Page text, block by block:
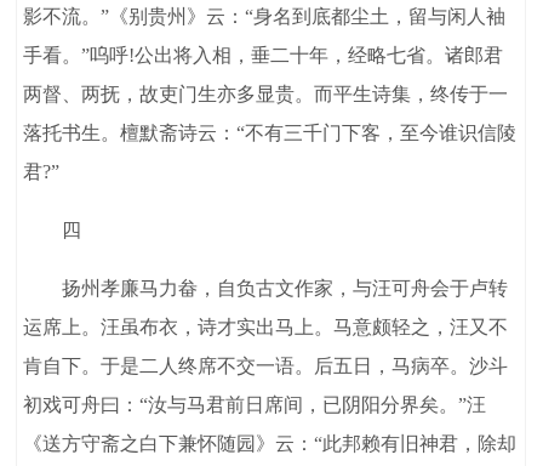
影不流。”《别贵州》云：“身名到底都尘土，留与闲人袖
手看。”呜呼!公出将入相，垂二十年，经略七省。诸郎君
两督、两抚，故吏门生亦多显贵。而平生诗集，终传于一
落托书生。檀默斋诗云：“不有三千门下客，至今谁识信陵
君?”
四
扬州孝廉马力畚，自负古文作家，与汪可舟会于卢转
运席上。汪虽布衣，诗才实出马上。马意颇轻之，汪又不
肯自下。于是二人终席不交一语。后五日，马病卒。沙斗
初戏可舟曰：“汝与马君前日席间，已阴阳分界矣。”汪
《送方守斋之白下兼怀随园》云：“此邦赖有旧神君，除却